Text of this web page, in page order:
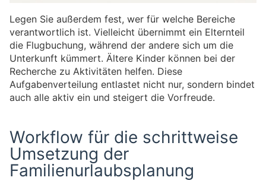
Legen Sie außerdem fest, wer für welche Bereiche
verantwortlich ist. Vielleicht übernimmt ein Elternteil
die Flugbuchung, während der andere sich um die
Unterkunft kümmert. Ältere Kinder können bei der
Recherche zu Aktivitäten helfen. Diese
Aufgabenverteilung entlastet nicht nur, sondern bindet
auch alle aktiv ein und steigert die Vorfreude.
Workflow für die schrittweise
Umsetzung der
Familienurlaubsplanung